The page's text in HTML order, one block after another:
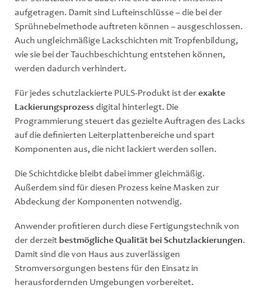
aufgetragen. Damit sind Lufteinschlüsse – die bei der
Sprühnebelmethode auftreten können – ausgeschlossen.
Auch ungleichmäßige Lackschichten mit Tropfenbildung,
wie sie bei der Tauchbeschichtung entstehen können,
werden dadurch verhindert.
Für jedes schutzlackierte PULS-Produkt ist derexakte
Lackierungsprozess digital hinterlegt. Die
Programmierung steuert das gezielte Auftragen des Lacks
auf die definierten Leiterplattenbereiche und spart
Komponenten aus, die nicht lackiert werden sollen.
Die Schichtdicke bleibt dabei immer gleichmäßig.
Außerdem sind für diesen Prozess keine Masken zur
Abdeckung der Komponenten notwendig.
Anwender profitieren durch diese Fertigungstechnik von
der derzeitbestmögliche Qualität bei Schutzlackierungen.
Damit sind die von Haus aus zuverlässigen
Stromversorgungen bestens für den Einsatz in
herausfordernden Umgebungen vorbereitet.